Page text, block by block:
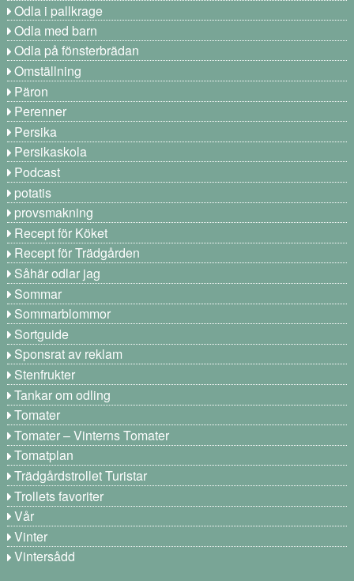
Odla i pallkrage
Odla med barn
Odla på fönsterbrädan
Omställning
Päron
Perenner
Persika
Persikaskola
Podcast
potatis
provsmakning
Recept för Köket
Recept för Trädgården
Såhär odlar jag
Sommar
Sommarblommor
Sortguide
Sponsrat av reklam
Stenfrukter
Tankar om odling
Tomater
Tomater – Vinterns Tomater
Tomatplan
Trädgårdstrollet Turistar
Trollets favoriter
Vår
Vinter
Vintersådd